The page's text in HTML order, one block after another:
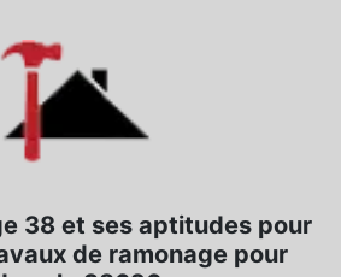
38 et ses aptitudes pour
de ramonage pour